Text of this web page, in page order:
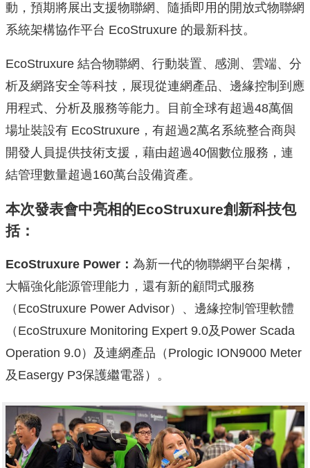
動，預期將展出支援物聯網、隨插即用的開放式物聯網
系統架構協作平台 EcoStruxure 的最新科技。
EcoStruxure 結合物聯網、行動裝置、感測、雲端、分
析及網路安全等科技，展現從連網產品、邊緣控制到應
用程式、分析及服務等能力。目前全球有超過48萬個
場址裝設有 EcoStruxure，有超過2萬名系統整合商與
開發人員提供技術支援，藉由超過40個數位服務，連
結管理數量超過160萬台設備資產。
本次發表會中亮相的EcoStruxure創新科技包
括：
EcoStruxure Power： 為新一代的物聯網平台架構，
大幅強化能源管理能力，還有新的顧問式服務
（EcoStruxure Power Advisor）、邊緣控制管理軟體
（EcoStruxure Monitoring Expert 9.0及Power Scada
Operation 9.0）及連網產品（Prologic ION9000 Meter
及Easergy P3保護繼電器）。